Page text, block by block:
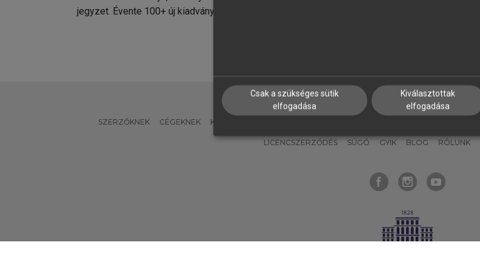
jegyzet. Évente 100+ új kiadvány.
SZERZŐKNEK CÉGEKNEK KÖNYVTÁROSOKNAK
LICENCSZERZŐDÉS SÚGÓ GYIK BLOG RÓLUNK
Csak a szükséges sütik
elfogadása
Kiválasztottak
elfogadása